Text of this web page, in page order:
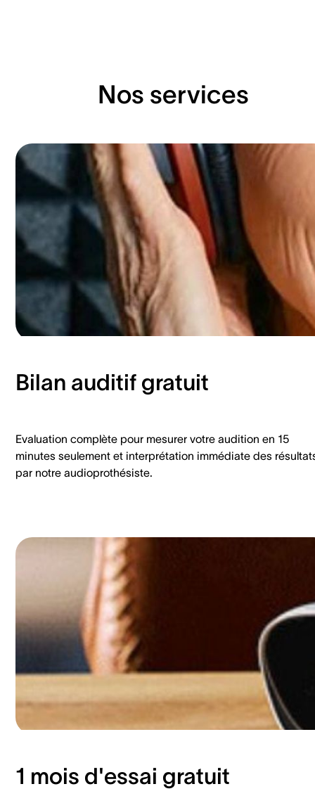
Nos services
Bilan auditif gratuit
Evaluation complète pour mesurer votre audition en 15
minutes seulement et interprétation immédiate des
par notre audioprothésiste.
1 mois d'essai gratuit